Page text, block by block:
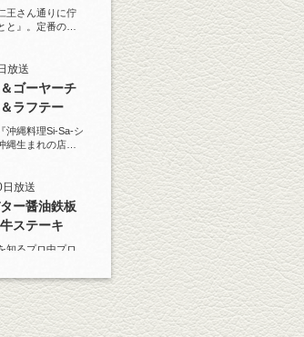
王さん通りに佇
と』。定番の
放送
ゴーヤーチ
ラフテー
沖縄料理Si-Sa-シ
縄生まれの店主
放送
ー醤油鉄板
ステーキ
知るプロ中プロ
皿がある。
放送
ロ鰯の塩焼